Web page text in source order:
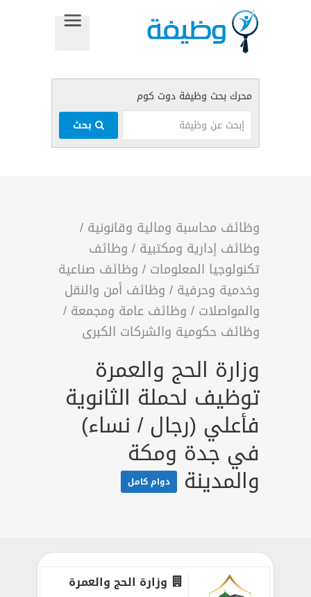
وظائف محاسبة ومالية وقانونية /
وظائف إدارية ومكتبية / وظائف
تكنولوجيا المعلومات / وظائف صناعية
وخدمية وحرفية / وظائف أمن والنقل
والمواصلات / وظائف عامة ومجمعة /
وظائف حكومية والشركات الكبرى
وزارة الحج والعمرة
توظيف لحملة الثانوية
فأعلي (رجال / نساء)
في جدة ومكة
والمدينة دوام كامل
وزارة الحج والعمرة